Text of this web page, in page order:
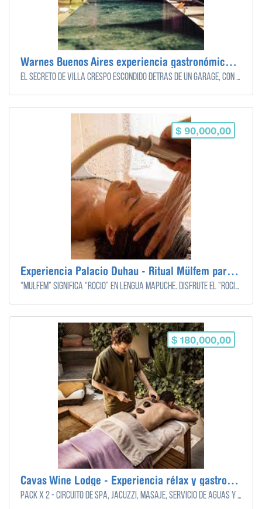
Warnes Buenos Aires experiencia gastronómica - Villa Crespo
El secreto de Villa Crespo escondido detrás de un garage, con la magia en la cocina del chef Rodrigo Sieiro. Para 2 personas
$ 90,000,00
Experiencia Palacio Duhau - Ritual Mülfem para 1 persona
“Mülfem” significa “rocío” en lengua mapuche. Disfrute el "rocío" de la ducha Vichy, una experiencia innovadora, para comenzar el día con energía, liberar toxinas y lograr el equilibrio, finalizando con un agradable aroma a bergamota nativa durante el masaje sueco - 110 minutos
$ 180,000,00
Cavas Wine Lodge - Experiencia rélax y gastronómica
Pack x 2 - Circuito de spa, jacuzzi, masaje, servicio de aguas y almuerzo ejecutivo de 3 pasos